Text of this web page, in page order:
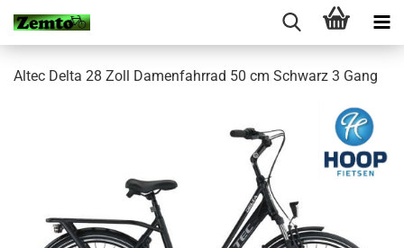
Altec Delta 28 Zoll Damenfahrrad 50 cm Schwarz 3 Gang